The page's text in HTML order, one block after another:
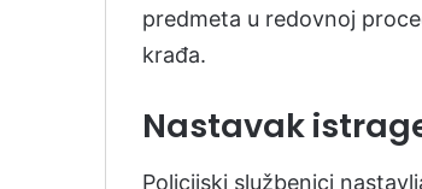
predmeta u redovnoj
krađa.
Nastavak
Policijski službenici